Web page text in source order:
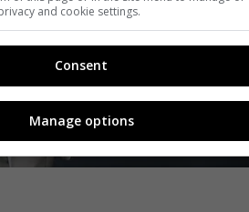
and cookie settings.
Consent
Manage options